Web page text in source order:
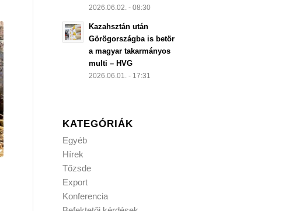
2026.06.02. - 08:30
Kazahsztán után
Görögországba is betör
a magyar takarmányos
multi – HVG
2026.06.01. - 17:31
KATEGÓRIÁK
Egyéb
Hírek
Tőzsde
Export
Konferencia